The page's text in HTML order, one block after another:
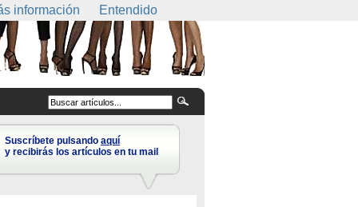
Suscríbete pulsando aquí
y recibirás los artículos en tu mail
información Entendido